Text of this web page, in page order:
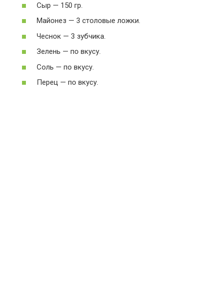
Сыр — 150 гр.
Майонез — 3 столовые ложки.
Чеснок — 3 зубчика.
Зелень — по вкусу.
Соль — по вкусу.
Перец — по вкусу.